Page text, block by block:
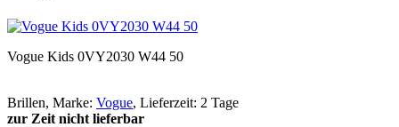
Vogue Kids 0VY2030 W44 50
Brillen, Marke: Vogue, Lieferzeit: 2 Tage
zur Zeit nicht lieferbar